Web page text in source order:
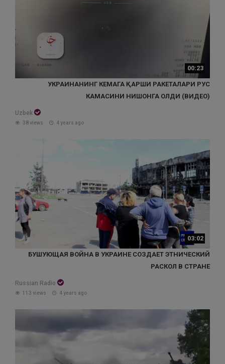
00:23
УКРАИНАНИНГ КЕМАГА ҚАРШИ РАКЕТАЛАРИ РУС
КАМАСИНИ НИШОНГА ОЛДИ (ВИДЕО)
Uzbek
38 views 4 years ago
03:02
БУШУЮЩАЯ ВОЙНА В УКРАИНЕ СОЗДАЕТ ЭТНИЧЕСКИЙ
РАСКОЛ В СТРАНЕ
Russian Radio
113 views 4 years ago